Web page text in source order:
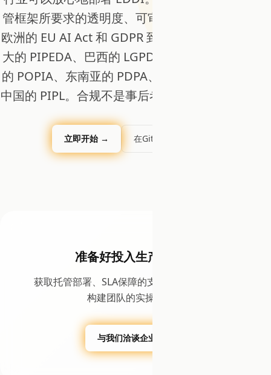
管框架所要求的透明度、可审计性和控制机制，从
欧洲的 EU AI Act 和 GDPR 到美国的 HIPAA、加拿
大的 PIPEDA、巴西的 LGPD、日本的 APPI、南非
的 POPIA、东南亚的 PDPA、马来西亚的 PDPA 和
中国的 PIPL。合规不是事后考虑，它是架构基础。
立即开始 → 在GitHub上查看 ↗
准备好投入生产了吗？
获取托管部署、SLA保障的支持，以及来自EDDI
构建团队的实操协助。
与我们洽谈企业部署